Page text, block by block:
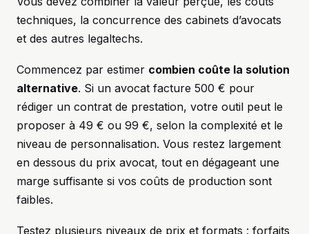
techniques, la concurrence des cabinets d’avocats
et des autres legaltechs.
Commencez par estimer combien coûte la solution
alternative. Si un avocat facture 500 € pour
rédiger un contrat de prestation, votre outil peut le
proposer à 49 € ou 99 €, selon la complexité et le
niveau de personnalisation. Vous restez largement
en dessous du prix avocat, tout en dégageant une
marge suffisante si vos coûts de production sont
faibles.
Testez plusieurs niveaux de prix et formats : forfaits